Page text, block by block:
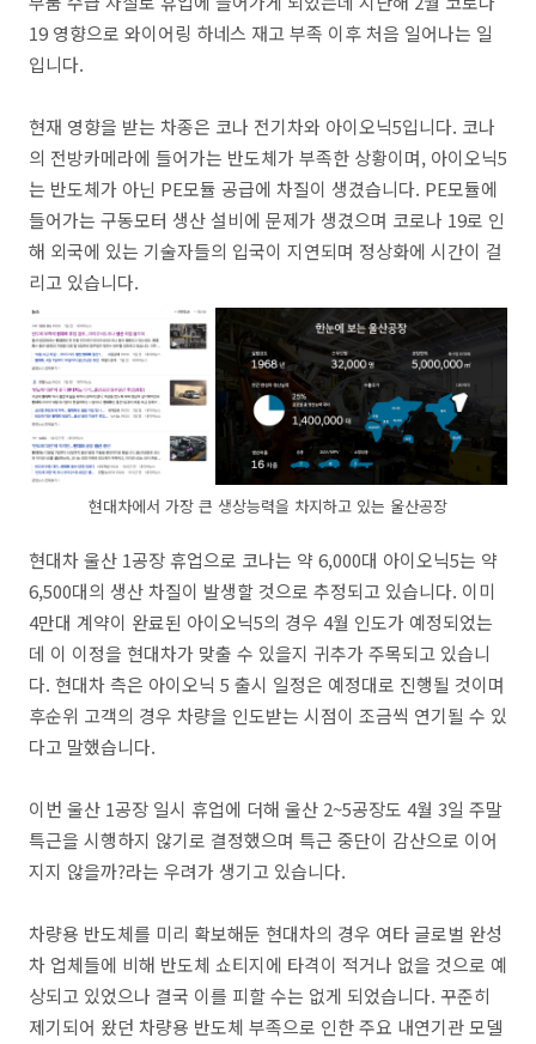
19 영향으로 와이어링 하네스 재고 부족 이후 처음 일어나는 일
입니다.
현재 영향을 받는 차종은 코나 전기차와 아이오닉5입니다. 코나
의 전방카메라에 들어가는 반도체가 부족한 상황이며, 아이오닉5
는 반도체가 아닌 PE모듈 공급에 차질이 생겼습니다. PE모듈에
들어가는 구동모터 생산 설비에 문제가 생겼으며 코로나 19로 인
해 외국에 있는 기술자들의 입국이 지연되며 정상화에 시간이 걸
리고 있습니다.
현대차에서 가장 큰 생상능력을 차지하고 있는 울산공장
현대차 울산 1공장 휴업으로 코나는 약 6,000대 아이오닉5는 약
6,500대의 생산 차질이 발생할 것으로 추정되고 있습니다. 이미
4만대 계약이 완료된 아이오닉5의 경우 4월 인도가 예정되었는
데 이 이정을 현대차가 맞출 수 있을지 귀추가 주목되고 있습니
다. 현대차 측은 아이오닉 5 출시 일정은 예정대로 진행될 것이며
후순위 고객의 경우 차량을 인도받는 시점이 조금씩 연기될 수 있
다고 말했습니다.
이번 울산 1공장 일시 휴업에 더해 울산 2~5공장도 4월 3일 주말
특근을 시행하지 않기로 결정했으며 특근 중단이 감산으로 이어
지지 않을까?라는 우려가 생기고 있습니다.
차량용 반도체를 미리 확보해둔 현대차의 경우 여타 글로벌 완성
차 업체들에 비해 반도체 쇼티지에 타격이 적거나 없을 것으로 예
상되고 있었으나 결국 이를 피할 수는 없게 되었습니다. 꾸준히
제기되어 왔던 차량용 반도체 부족으로 인한 주요 내연기관 모델